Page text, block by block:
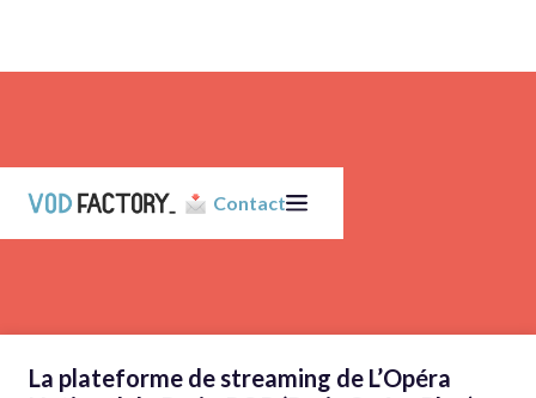
Contact
La plateforme de streaming de L’Opéra